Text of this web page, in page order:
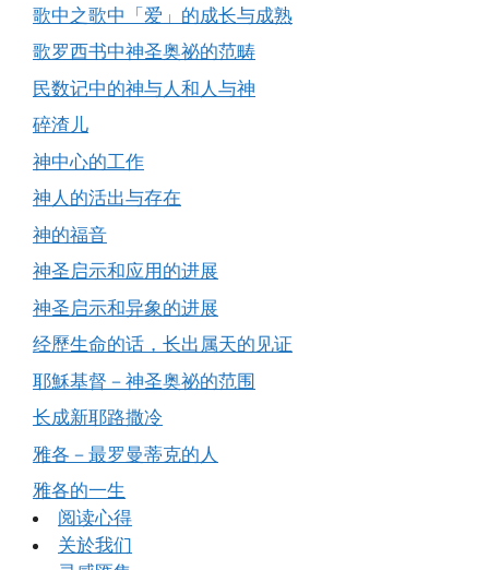
歌中之歌中「爱」的成长与成熟
歌罗西书中神圣奥祕的范畴
民数记中的神与人和人与神
碎渣儿
神中心的工作
神人的活出与存在
神的福音
神圣启示和应用的进展
神圣启示和异象的进展
经歷生命的话，长出属天的见证
耶穌基督－神圣奥祕的范围
长成新耶路撒冷
雅各－最罗曼蒂克的人
雅各的一生
阅读心得
关於我们